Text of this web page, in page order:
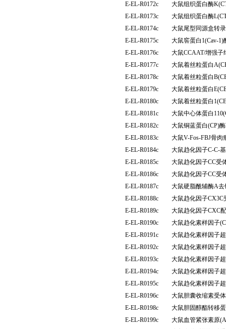
E-EL-R0172c
大鼠组织蛋白酶
E-EL-R0173c
大鼠组织蛋白酶
E-EL-R0174c
大鼠尾型同源盒转
E-EL-R0175c
大鼠窖蛋白1(Cav-
E-EL-R0176c
大鼠CCAAT/增强子
E-EL-R0177c
大鼠着丝粒蛋白
E-EL-R0178c
大鼠着丝粒蛋白
E-EL-R0179c
大鼠着丝粒蛋白
E-EL-R0180c
大鼠着丝粒蛋白
E-EL-R0181c
大鼠中心体蛋白
E-EL-R0182c
大鼠铜蓝蛋白(CP)
E-EL-R0183c
大鼠V-Fos-FBJ骨
E-EL-R0184c
大鼠趋化因子C-C-
E-EL-R0185c
大鼠趋化因子CC受
E-EL-R0186c
大鼠趋化因子CC受
E-EL-R0187c
大鼠硬脂酰辅酶A
E-EL-R0188c
大鼠趋化因子CX3C
E-EL-R0189c
大鼠趋化因子CXC
E-EL-R0190c
大鼠趋化素样因子
E-EL-R0191c
大鼠趋化素样因子
E-EL-R0192c
大鼠趋化素样因子
E-EL-R0193c
大鼠趋化素样因子
E-EL-R0194c
大鼠趋化素样因子
E-EL-R0195c
大鼠趋化素样因子
E-EL-R0196c
大鼠胆囊收缩素受
E-EL-R0198c
大鼠胆固醇酯转移
E-EL-R0199c
大鼠血管紧张素原